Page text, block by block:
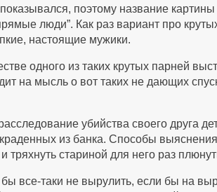
поэтому название картины
люди”. Как раз вариант про
настоящие мужики.
одного из таких крутых парней
на мысль о вот таких не дающих
убийства своего друга
из банка. Способы
тряхнуть стариной для него раз
все-таки не вырулить, если бы на